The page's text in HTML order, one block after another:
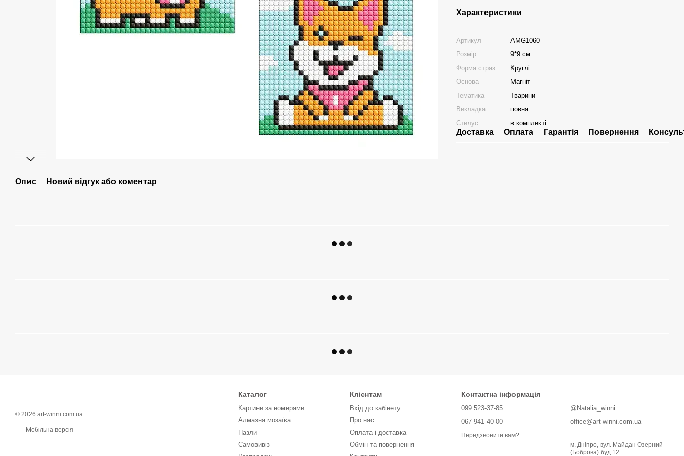
Опис Новий відгук або коментар
Характеристики
Артикул
AMG1060
Розмір
9*9 см
Форма страз
Круглі
Основа
Магніт
Тематика
Тварини
Викладка
повна
Стилус
в комплекті
Доставка Оплата Гарантія Повернення
© 2026 art-winni.com.ua
Мобільна версія
Каталог
Картини за номерами
Алмазна мозаїка
Пазли
Самовивіз
Клієнтам
Вхід до кабінету
Про нас
Оплата і доставка
Обмін та повернення
Контактна інформація
099 523-37-85
067 941-40-00
Передзвонити вам?
@Natalia_winni
office@art-winni.com.ua
м. Дніпро, вул. Майдан Озерний
(Боброва) буд.12